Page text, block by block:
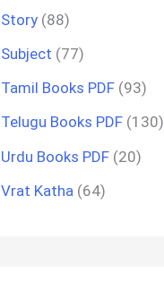
Story (88)
Subject (77)
Tamil Books PDF (93)
Telugu Books PDF (130)
Urdu Books PDF (20)
Vrat Katha (64)